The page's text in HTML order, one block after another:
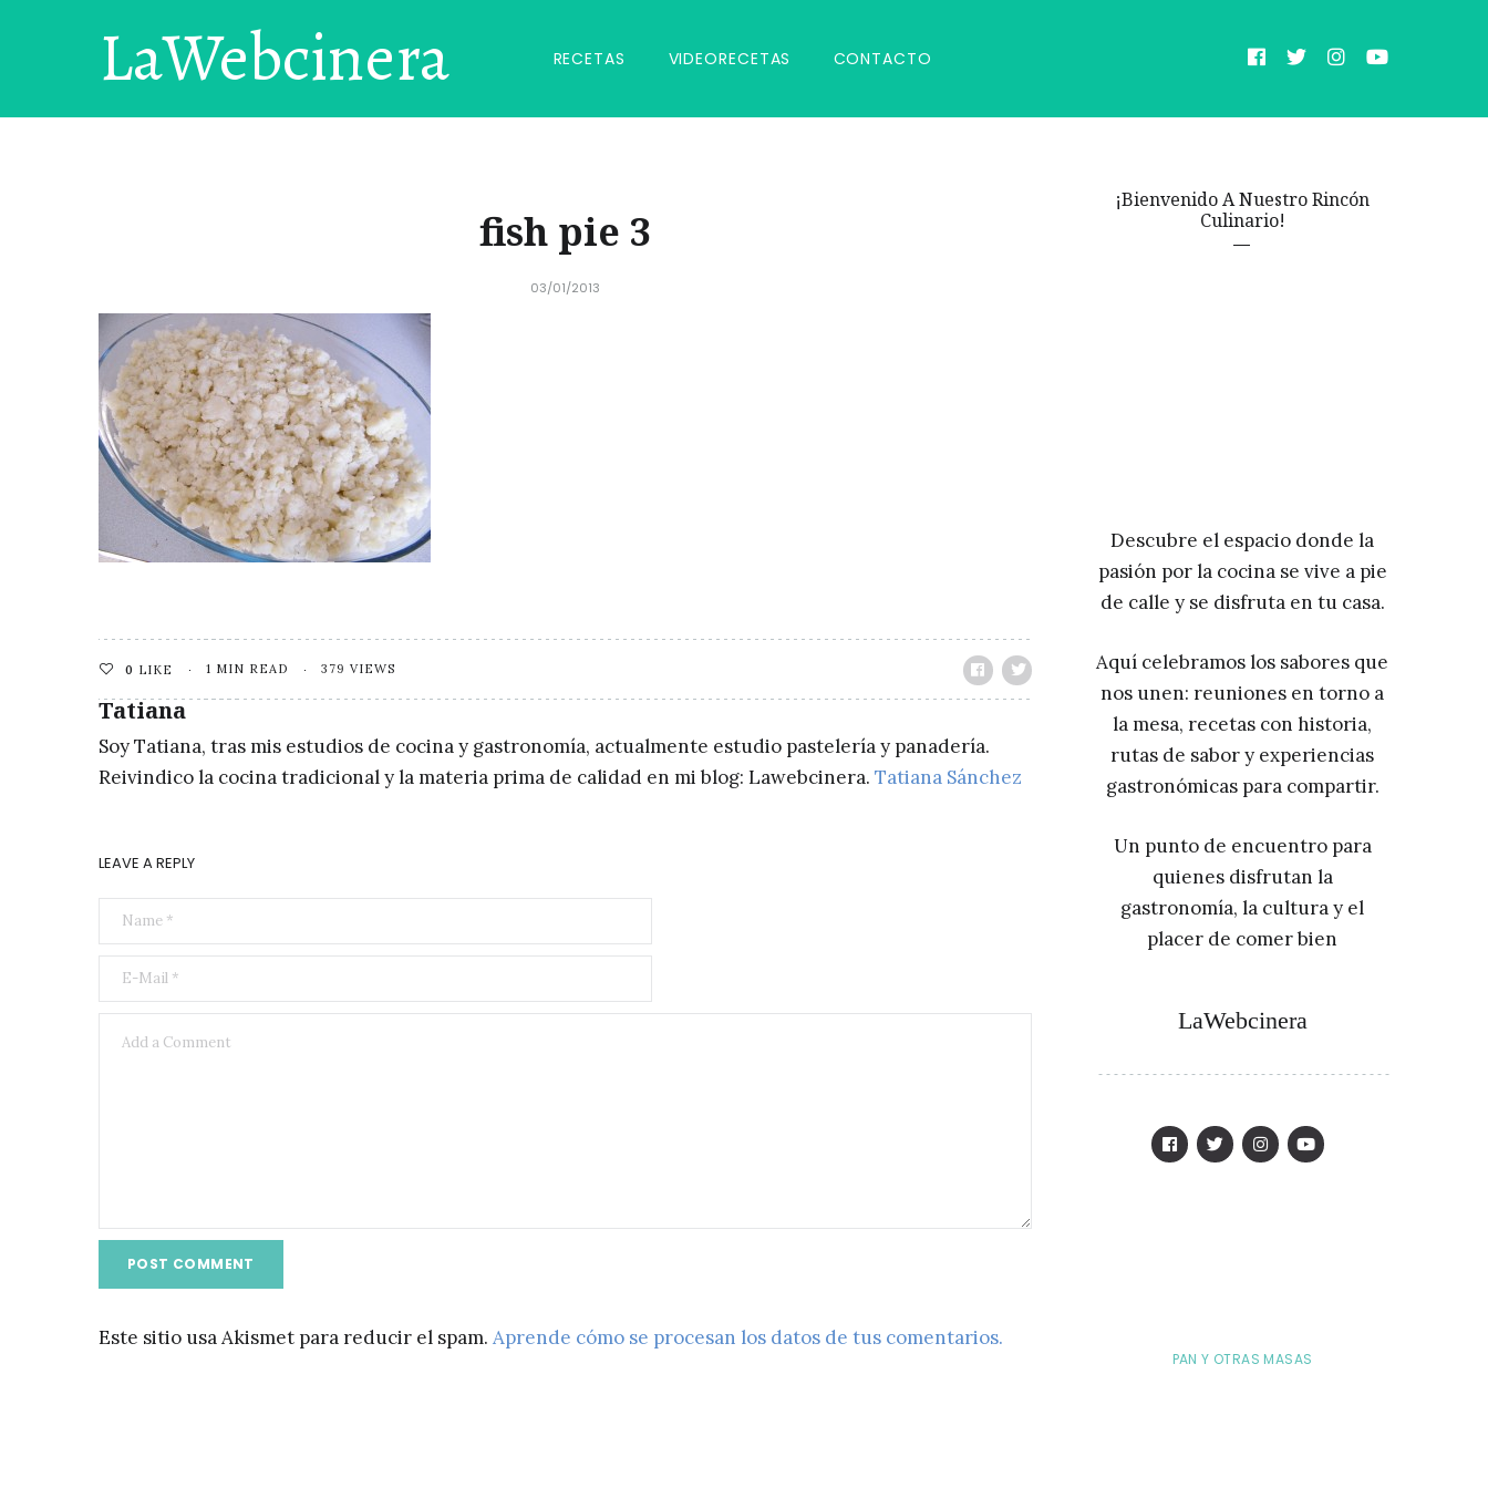
LaWebcinera RECETAS VIDEORECETAS CONTACTO
fish pie 3
03/01/2013
0 LIKE 1 MIN READ 379 VIEWS
Tatiana
Soy Tatiana, tras mis estudios de cocina y gastronomía, actualmente estudio pastelería y panadería.
Reivindico la cocina tradicional y la materia prima de calidad en mi blog: Lawebcinera. Tatiana Sánchez
LEAVE A REPLY
Este sitio usa Akismet para reducir el spam. Aprende cómo se procesan los datos de tus comentarios.
¡Bienvenido A Nuestro Rincón
Culinario!
Descubre el espacio donde la
pasión por la cocina se vive a pie
de calle y se disfruta en tu casa.
Aquí celebramos los sabores que
nos unen: reuniones en torno a
la mesa, recetas con historia,
rutas de sabor y experiencias
gastronómicas para compartir.
Un punto de encuentro para
quienes disfrutan la
gastronomía, la cultura y el
placer de comer bien
LaWebcinera
PAN Y OTRAS MASAS